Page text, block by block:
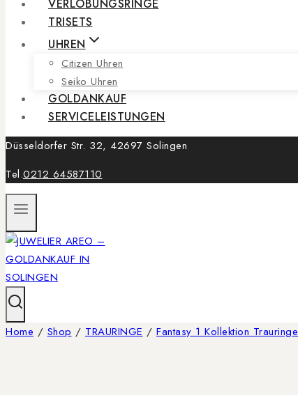
VERLOBUNGSRINGE
TRISETS
UHREN
Citizen Uhren
Seiko Uhren
GOLDANKAUF
SERVICELEISTUNGEN
Düsseldorfer Str. 32, 42697 Solingen
Tel.0212 64587110
Home / Shop / TRAURINGE / Fantasy 1 Kollektion Trauringe